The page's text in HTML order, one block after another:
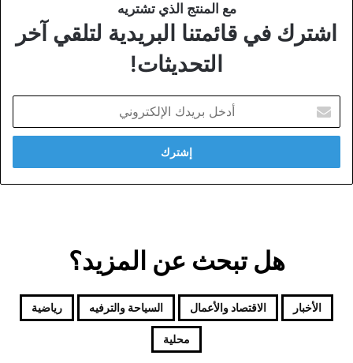
مع المنتج الذي تشتريه
اشترك في قائمتنا البريدية لتلقي آخر
التحديثات!
بريدك
الإلكتروني
هل تبحث عن المزيد؟
الأخبار الاقتصاد والأعمال السياحة والترفيه رياضية
محلية